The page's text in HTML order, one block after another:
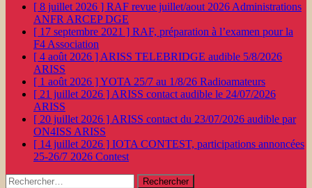
[ 8 juillet 2026 ] RAF revue juillet/aout 2026 Administrations
ANFR ARCEP DGE
[ 17 septembre 2021 ] RAF, préparation à l’examen pour la
F4 Association
[ 4 août 2026 ] ARISS TELEBRIDGE audible 5/8/2026
ARISS
[ 1 août 2026 ]YOTA 25/7 au 1/8/26 Radioamateurs
[ 21 juillet 2026 ] ARISS contact audible le 24/07/2026
ARISS
[ 20 juillet 2026 ] ARISS contact du 23/07/2026 audible par
ON4ISS ARISS
[ 14 juillet 2026 ] IOTA CONTEST, participations annoncées
25-26/7 2026 Contest
Rechercher :